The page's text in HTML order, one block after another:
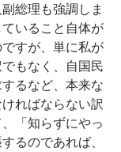
総理も強調しま
いること自体が
すが、単に私が
もなく、自国民
るなど、本来な
ればならない訳
「知らずにやっ
るのであれば、